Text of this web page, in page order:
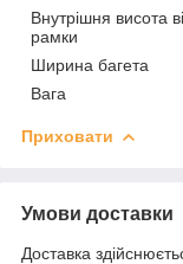
Внутрішня висота
рамки
Ширина багета
Вага
Приховати
Умови доставки
Доставка